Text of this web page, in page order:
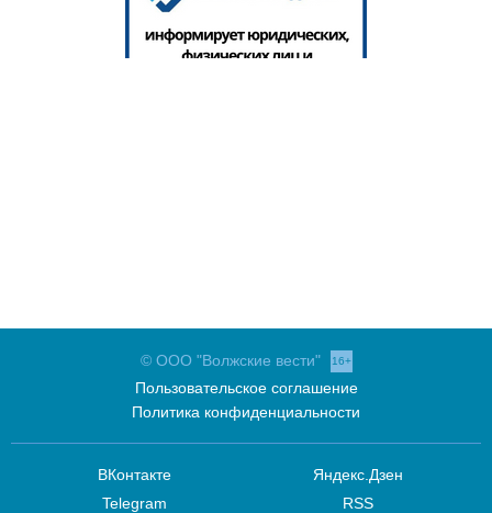
© ООО "Волжские вести" 16+
Пользовательское соглашение
Политика конфиденциальности
ВКонтакте
Telegram
Яндекс.Дзен
RSS